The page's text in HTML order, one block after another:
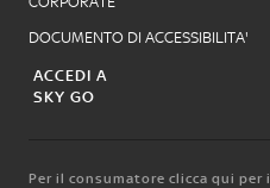
DOCUMENTO DI ACCESSIBILITA'
ACCEDI A
SKY GO
Per il consumatore clicca qui per i